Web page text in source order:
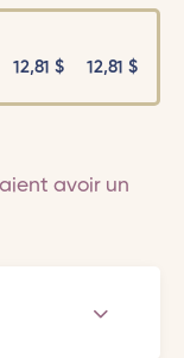
12,81 $ 12,81$
avoir un